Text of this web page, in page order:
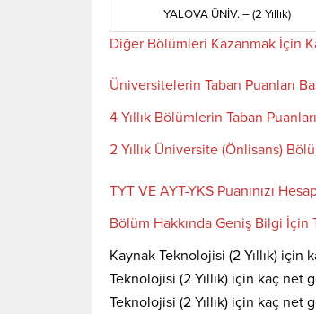
YALOVA ÜNİV. – (2 Yıllık)
Diğer Bölümleri Kazanmak İçin
Üniversitelerin Taban Puanları
4 Yıllık Bölümlerin Taban
2 Yıllık Üniversite (Önlisans)
TYT VE AYT-YKS Puanınızı
Bölüm Hakkında Geniş Bilgi İçin
Kaynak Teknolojisi (2 Yıllık) için
Teknolojisi (2 Yıllık) için kaç net
Teknolojisi (2 Yıllık) için kaç net